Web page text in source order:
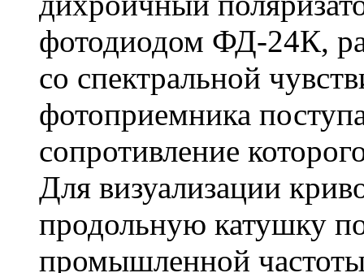
фотодиодом ФД-24К,
со спектральной
фотоприемника
сопротивление
Для визуализации
продольную катушку
промышленной